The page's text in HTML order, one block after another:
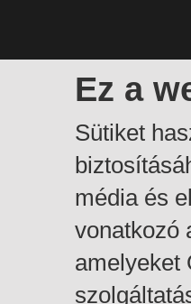
Ez a
Sütiket
média és
vonatkozó
amelyeket